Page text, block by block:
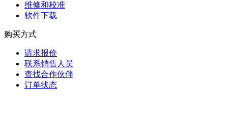
维修和校准
软件下载
购买方式
请求报价
联系销售人员
查找合作伙伴
订单状态